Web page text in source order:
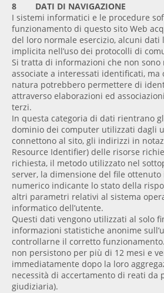
8
DATI DI NAVIGAZIONE
I sistemi informatici e le procedure
funzionamento di questo sito Web
del loro normale esercizio, alcuni dati
implicita nell’uso dei protocolli di
Si tratta di informazioni che non sono
associate a interessati identificati, ma
natura potrebbero permettere di
attraverso elaborazioni ed
terzi.
In questa categoria di dati rientrano
dominio dei computer utilizzati dagli
connettono al sito, gli indirizzi in
Resource Identifier) delle risorse
richiesta, il metodo utilizzato nel
server, la dimensione del file ottenuto
numerico indicante lo stato della
altri parametri relativi al sistema
informatico dell’utente.
Questi dati vengono utilizzati al solo
informazioni statistiche anonime
controllarne il corretto
non persistono per più di 12 mesi e
immediatamente dopo la loro
necessità di accertamento di reati da
giudiziaria).